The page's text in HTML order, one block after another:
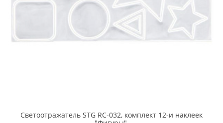
Светоотражатель STG RC-032, комплект 12-и наклеек